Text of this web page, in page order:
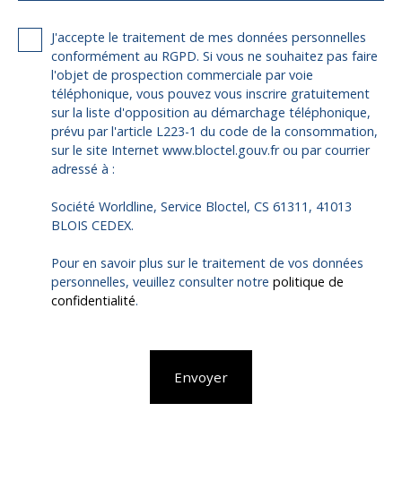
J'accepte le traitement de mes données personnelles
conformément au RGPD. Si vous ne souhaitez pas faire
l'objet de prospection commerciale par voie
téléphonique, vous pouvez vous inscrire gratuitement
sur la liste d'opposition au démarchage téléphonique,
prévu par l'article L223-1 du code de la consommation,
sur le site Internet www.bloctel.gouv.fr ou par courrier
adressé à :
Société Worldline, Service Bloctel, CS 61311, 41013
BLOIS CEDEX.
Pour en savoir plus sur le traitement de vos données
personnelles, veuillez consulter notre politique de
confidentialité.
Envoyer